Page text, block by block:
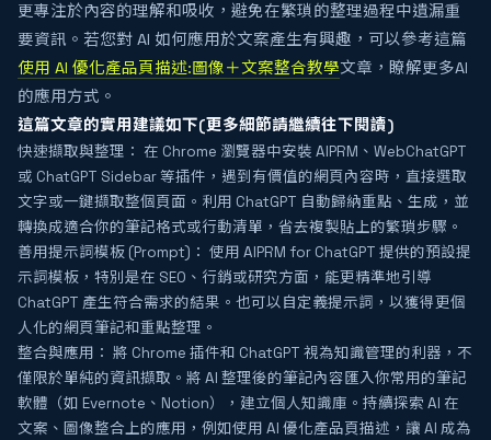
更專注於內容的理解和吸收，避免在繁瑣的整理過程中遺漏重
要資訊。若您對 AI 如何應用於文案產生有興趣，可以參考這篇
使用 AI 優化產品頁描述:圖像＋文案整合教學文章，瞭解更多AI
的應用方式。
這篇文章的實用建議如下(更多細節請繼續往下閱讀)
快速擷取與整理： 在 Chrome 瀏覽器中安裝 AIPRM、WebChatGPT
或 ChatGPT Sidebar 等插件，遇到有價值的網頁內容時，直接選取
文字或一鍵擷取整個頁面。利用 ChatGPT 自動歸納重點、生成，並
轉換成適合你的筆記格式或行動清單，省去複製貼上的繁瑣步驟。
善用提示詞模板 (Prompt)： 使用 AIPRM for ChatGPT 提供的預設提
示詞模板，特別是在 SEO、行銷或研究方面，能更精準地引導
ChatGPT 產生符合需求的結果。也可以自定義提示詞，以獲得更個
人化的網頁筆記和重點整理。
整合與應用： 將 Chrome 插件和 ChatGPT 視為知識管理的利器，不
僅限於單純的資訊擷取。將 AI 整理後的筆記內容匯入你常用的筆記
軟體（如 Evernote、Notion），建立個人知識庫。持續探索 AI 在
文案、圖像整合上的應用，例如使用 AI 優化產品頁描述，讓 AI 成為